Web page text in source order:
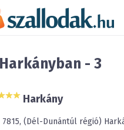
- 3
Harkány
7815, (Dél-Dunántúl régió)